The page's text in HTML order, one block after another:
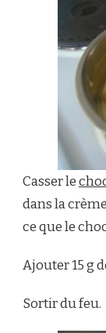
Casser le
dans la
ce que le
Ajouter 15 g
Sortir du feu.